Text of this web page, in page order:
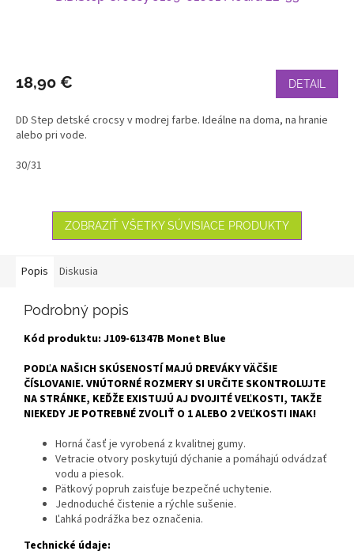
18,90 € DETAIL
DD Step detské crocsy v modrej farbe. Ideálne na doma, na hranie
alebo pri vode.
30/31
ZOBRAZIŤ VŠETKY SÚVISIACE PRODUKTY
Popis Diskusia
Podrobný popis
Kód produktu: J109-61347B Monet Blue
PODĽA NAŠICH SKÚSENOSTÍ MAJÚ DREVÁKY VÄČŠIE
ČÍSLOVANIE. VNÚTORNÉ ROZMERY SI URČITE SKONTROLUJTE
NA STRÁNKE, KEĎŽE EXISTUJÚ AJ DVOJITÉ VEĽKOSTI, TAKŽE
NIEKEDY JE POTREBNÉ ZVOLIŤ O 1 ALEBO 2 VEĽKOSTI INAK!
Horná časť je vyrobená z kvalitnej gumy.
Vetracie otvory poskytujú dýchanie a pomáhajú odvádzať
vodu a piesok.
Pätkový popruh zaisťuje bezpečné uchytenie.
Jednoduché čistenie a rýchle sušenie.
Ľahká podrážka bez označenia.
Technické údaje: